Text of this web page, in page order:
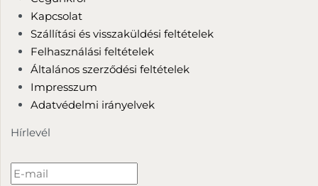
Kapcsolat
Szállítási és visszaküldési feltételek
Felhasználási feltételek
Általános szerződési feltételek
Impresszum
Adatvédelmi irányelvek
Hírlevél